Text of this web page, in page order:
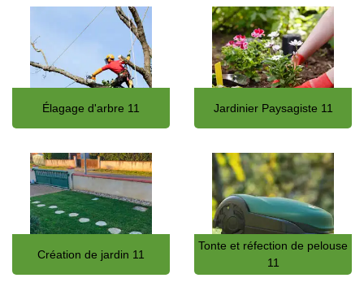
Élagage d'arbre 11 Jardinier Paysagiste 11
Création de jardin 11
Tonte et réfection de pelouse
11